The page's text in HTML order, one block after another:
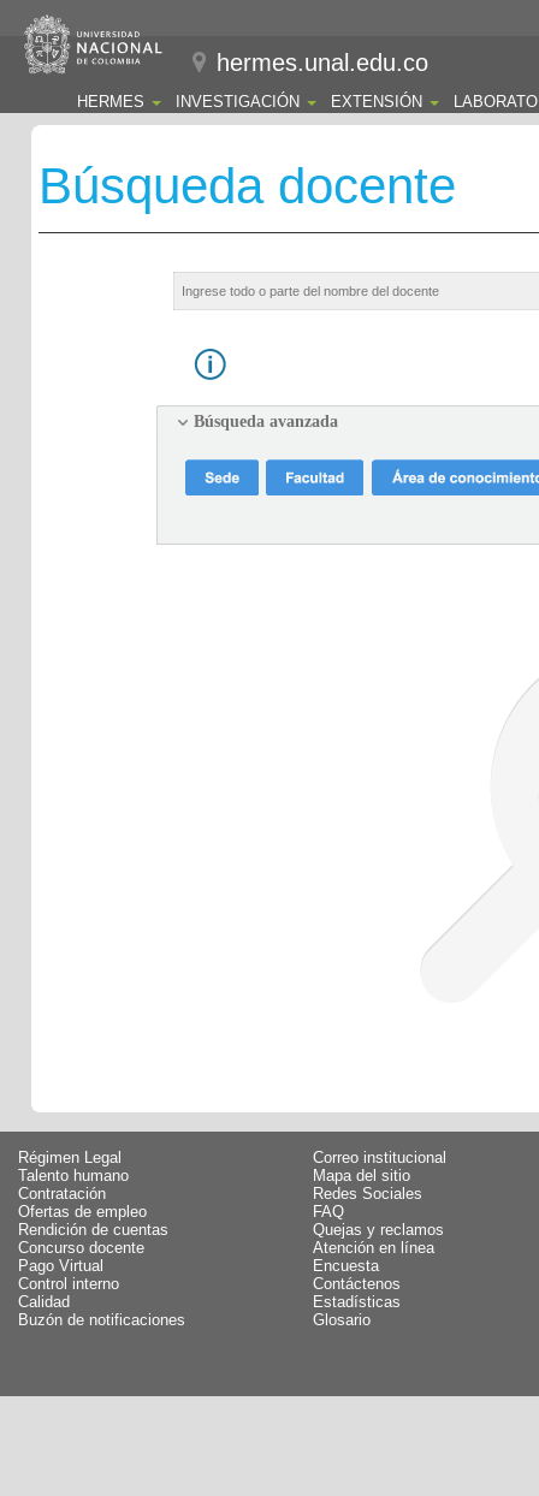
hermes.unal.edu.co
HERMES INVESTIGACIÓN EXTENSIÓN
Búsqueda docente
Búsqueda avanzada
Régimen Legal
Talento humano
Contratación
Ofertas de empleo
Rendición de cuentas
Concurso docente
Pago Virtual
Control interno
Calidad
Buzón de notificaciones
Correo institucional
Mapa del sitio
Redes Sociales
FAQ
Quejas y reclamos
Atención en línea
Encuesta
Contáctenos
Estadísticas
Glosario